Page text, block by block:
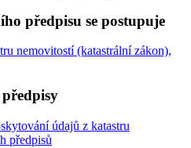
předpisu se postupuje
nemovitostí (katastrální zákon),
předpisy
údajů z katastru
předpisů